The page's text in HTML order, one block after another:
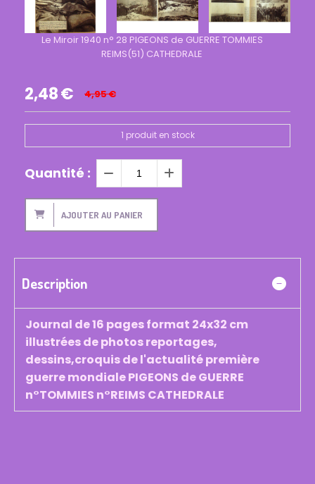
Le Miroir 1940 n° 28 PIGEONS de GUERRE TOMMIES
REIMS(51) CATHEDRALE
2,48€ 4,95€
1 produit en stock
Quantité :
AJOUTER AU PANIER
Description
Journal de 16 pages format 24x32 cm
illustrées de photos reportages,
dessins,croquis de l'actualité première
guerre mondiale PIGEONS de GUERRE
n°TOMMIES n°REIMS CATHEDRALE